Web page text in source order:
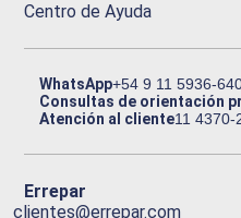
Centro de Ayuda
WhatsApp+54 9 11 5936-
Consultas de orientación
Atención al cliente11 4370-
Errepar
clientes@errepar.com